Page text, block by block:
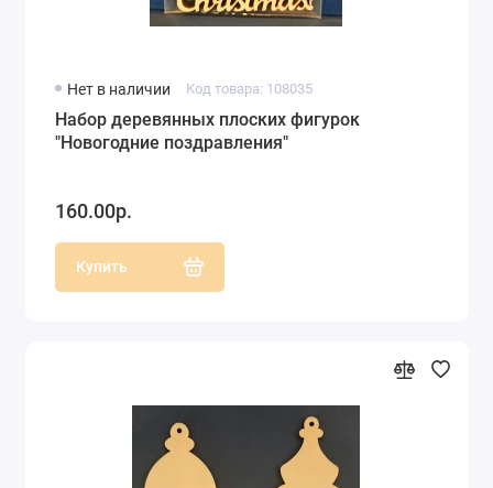
Нет в наличии Код товара: 108035
Набор деревянных плоских фигурок
"Новогодние поздравления"
160.00р.
Купить